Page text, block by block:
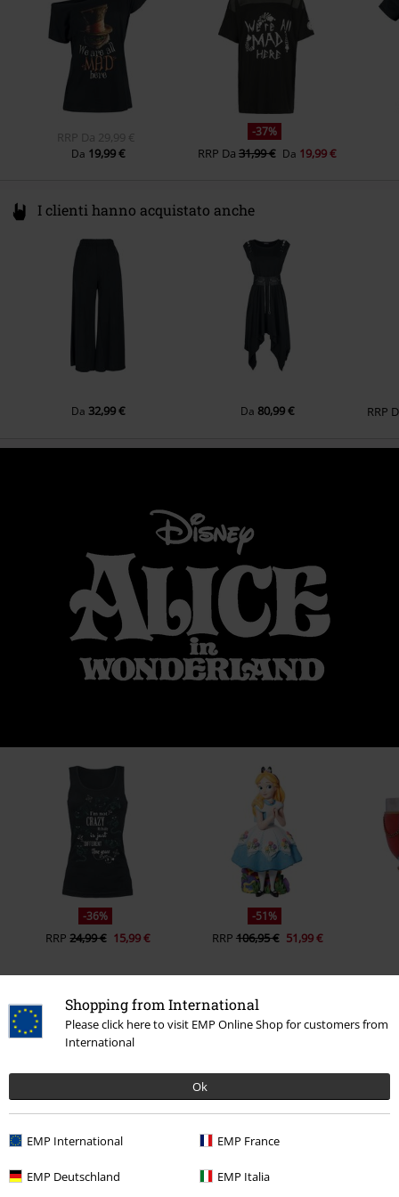
Shopping from International
Please click here to visit EMP Online Shop for customers from
International
Ok
EMP International EMP France
EMP Deutschland EMP Italia
RRP Da 29,99 €
Da 19,99 €
-37%
RRP Da 31,99 € Da 19,99 €
I clienti hanno acquistato anche
Da 32,99 € Da 80,99 € RRP
-36%
RRP 24,99 € 15,99 €
-51%
RRP 106,95 € 51,99 €
0 recensioni